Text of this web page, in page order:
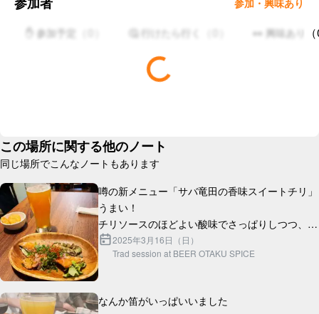
参加・興味あり
✋ 参加予定 🤔 行けたら行く 👀 興味あり （
この場所に関する他のノート
同じ場所でこんなノートもあります
噂の新メニュー「サバ竜田の香味スイートチリ」
うまい！
チリソースのほどよい酸味でさっぱりしつつ、サ
バ竜田のジューシーな味わいが口の中に広がりま
す。
時の1...
2025年3月16日（日）
Trad session at BEER OTAKU SPICE
なんか笛がいっぱいいました